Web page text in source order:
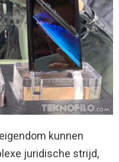
kunnen
juridische strijd,